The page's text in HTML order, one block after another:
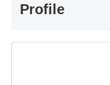
Profile